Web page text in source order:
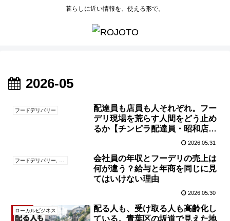
暮らしに近い情報を、使える形で。
2026-05
フードデリバリー
配達員も店員も人それぞれ。フー
デリ現場を荒らす人間をどう止め
るか【チンピラ配達員・昭和店
員・荷物を投げる配送員を、現場
2026.05.31
フードデリバリー, 個人事業主, 税金・社会保険
会社員の年収とフーデリの売上は
何が違う？給与と年商を同じに見
てはいけない理由
2026.05.30
ローカルビジネス
配る人も、受け取る人も高齢化し
ている。青葉区の坂道で見えた地